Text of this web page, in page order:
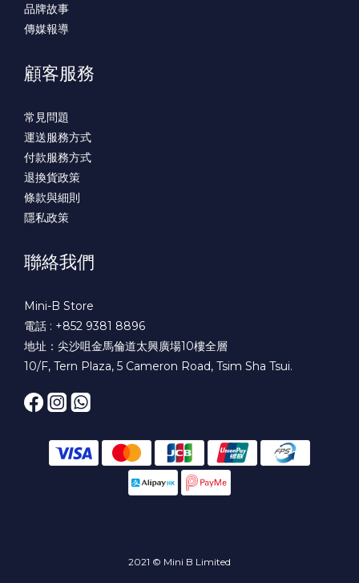
品牌故事
傳媒報導
顧客服務
常見問題
運送服務方式
付款服務方式
退換貨政策
條款與細則
隱私政策
聯絡我們
Mini-B Store
電話 : +852 9381 8896
地址：尖沙咀金馬倫道太興廣場10樓全層
10/F, Tern Plaza, 5 Cameron Road, Tsim Sha Tsui.
2021 © Mini B Limited